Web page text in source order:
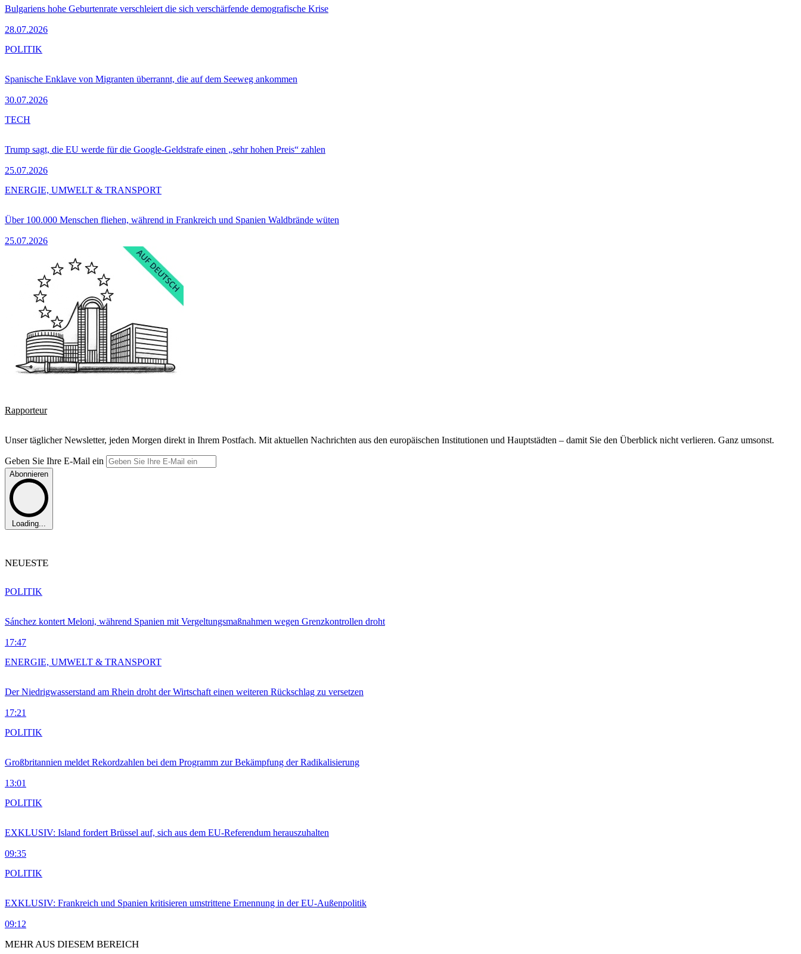
Bulgariens hohe Geburtenrate verschleiert die sich verschärfende demografische Krise
28.07.2026
Spanische Enklave von Migranten überrannt, die auf dem Seeweg ankommen
30.07.2026
POLITIK
Trump sagt, die EU werde für die Google-Geldstrafe einen „sehr hohen Preis“ zahlen
25.07.2026
TECH
Über 100.000 Menschen fliehen, während in Frankreich und Spanien Waldbrände wüten
25.07.2026
ENERGIE, UMWELT & TRANSPORT
Rapporteur
Unser täglicher Newsletter, jeden Morgen direkt in Ihrem Postfach. Mit aktuellen Nachrichten aus den europäischen Institutionen und Hauptstädten – damit Sie den Überblick nicht verlieren. Ganz umsonst.
Geben Sie Ihre E-Mail ein
Abonnieren
Loading...
NEUESTE
Sánchez kontert Meloni, während Spanien mit Vergeltungsmaßnahmen wegen Grenzkontrollen droht
17:47
POLITIK
Der Niedrigwasserstand am Rhein droht der Wirtschaft einen weiteren Rückschlag zu versetzen
17:21
ENERGIE, UMWELT & TRANSPORT
Großbritannien meldet Rekordzahlen bei dem Programm zur Bekämpfung der Radikalisierung
13:01
POLITIK
EXKLUSIV: Island fordert Brüssel auf, sich aus dem EU-Referendum herauszuhalten
09:35
POLITIK
EXKLUSIV: Frankreich und Spanien kritisieren umstrittene Ernennung in der EU-Außenpolitik
09:12
POLITIK
MEHR AUS DIESEM BEREICH